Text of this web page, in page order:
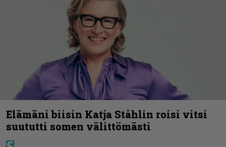
Elämäni biisin Katja Ståhlin roisi vitsi
suututti somen välittömästi